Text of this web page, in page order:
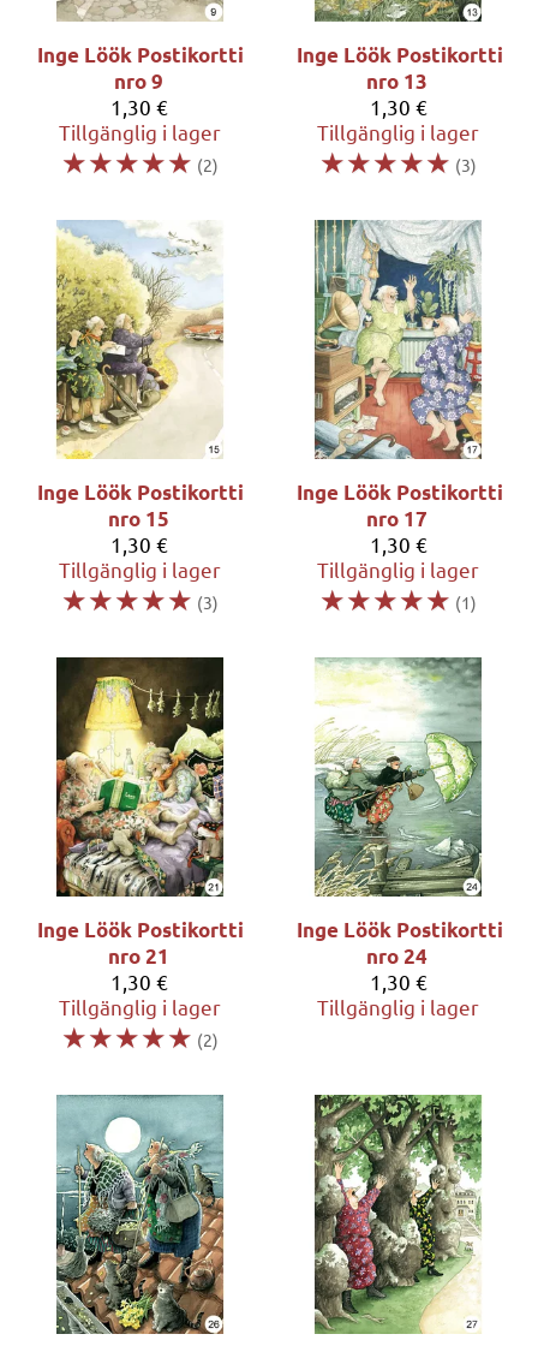
Inge Löök Postikortti
nro 9
1,30 €
Tillgänglig i lager
☆☆☆☆☆ (2)
Inge Löök Postikortti
nro 13
1,30 €
Tillgänglig i lager
☆☆☆☆☆ (3)
Inge Löök Postikortti
nro 15
1,30 €
Tillgänglig i lager
☆☆☆☆☆ (3)
Inge Löök Postikortti
nro 17
1,30 €
Tillgänglig i lager
☆☆☆☆☆ (1)
Inge Löök Postikortti
nro 21
1,30 €
Tillgänglig i lager
☆☆☆☆☆ (2)
Inge Löök Postikortti
nro 24
1,30 €
Tillgänglig i lager